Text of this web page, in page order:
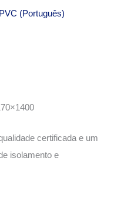
(Português)
certificada e um
isolamento e